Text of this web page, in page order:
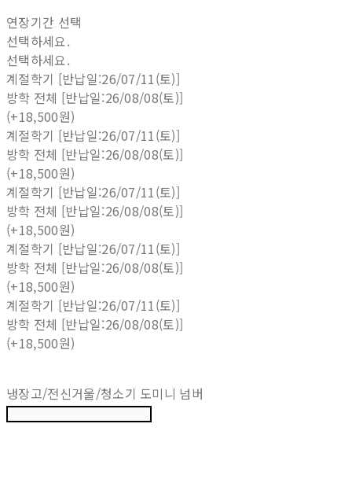
연장기간 선택
선택하세요.
선택하세요.
계절학기 [반납일:26/07/11(토)]
방학 전체 [반납일:26/08/08(토)]
(+18,500원)
계절학기 [반납일:26/07/11(토)]
방학 전체 [반납일:26/08/08(토)]
(+18,500원)
계절학기 [반납일:26/07/11(토)]
방학 전체 [반납일:26/08/08(토)]
(+18,500원)
계절학기 [반납일:26/07/11(토)]
방학 전체 [반납일:26/08/08(토)]
(+18,500원)
계절학기 [반납일:26/07/11(토)]
방학 전체 [반납일:26/08/08(토)]
(+18,500원)
냉장고/전신거울/청소기 도미니 넘버